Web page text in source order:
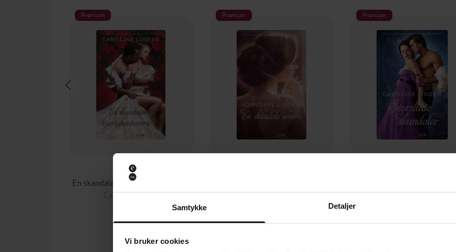
Samtykke Detaljer
Vi bruker cookies
Premium
139,-
En skandaløs kjærlighetshistorie
Caroline Linden
Premium
Caroline Linden
Premium
Caroline Linden